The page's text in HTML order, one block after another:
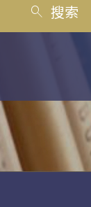
search 搜索